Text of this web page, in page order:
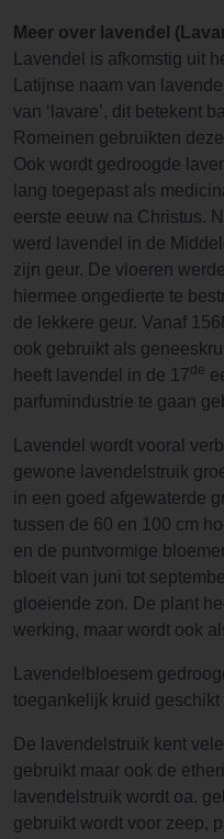
Meer over lavendel
Lavendel is afkomstig uit
Latijnse naam van
van ‘lavare’, dit betekent
Romeinen gebruikten
Ook wordt gedroogde
lang toegepast als
eerste eeuw na Christus.
werd lavendel in de
zijn geur. De vloeren
hiermee ongedierte te
de lekkere geur. Vanaf
ook gebruikt als
heeft lavendel in de 17de
parfumindustrie te gaan
Lavendel wordt vooral
gewone lavendelstruik
in een goed afgewaterde
tussen de 60 en 100 cm
en de puntvormige
bloeit van juni tot
gloeiende zon. De plant
werking, maar wordt ook
Lavendelbloesem
toegankelijk kruid
De lavendelstruik kent
gebruikt maar ook de
lavendelstruik wordt oa.
gebruikt wordt voor zeep,